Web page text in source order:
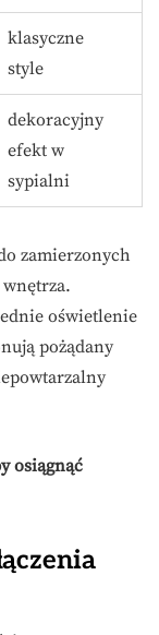
klasyczne
style
dekoracyjny
efekt w
sypialni
zamierzonych
oświetlenie
pożądany
osiągnąć